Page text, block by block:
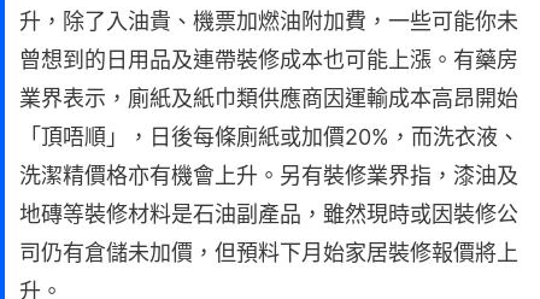
升，除了入油貴、機票加燃油附加費，一些可能你未
曾想到的日用品及連帶裝修成本也可能上漲。有藥房
業界表示，廁紙及紙巾類供應商因運輸成本高昂開始
「頂唔順」，日後每條廁紙或加價20%，而洗衣液、
洗潔精價格亦有機會上升。另有裝修業界指，漆油及
地磚等裝修材料是石油副產品，雖然現時或因裝修公
司仍有倉儲未加價，但預料下月始家居裝修報價將上
升。